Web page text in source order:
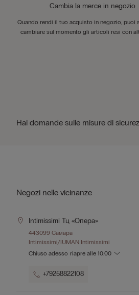
Cambia la merce in negozio
Quando rendi il tuo acquisto in negozio, puoi
cambiare sul momento gli articoli resi con
Hai domande sulle misure di
Negozi nelle vicinanze
Intimissimi Тц «опера»
443099 Самара
Intimissimi/IUMAN Intimissimi
Chiuso adesso riapre alle 10:00
+79258822108